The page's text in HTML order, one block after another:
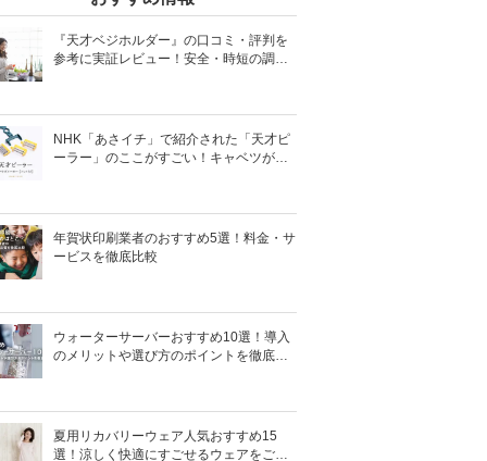
『天才ベジホルダー』の口コミ・評判を
参考に実証レビュー！安全・時短の調理
NHK「あさイチ」で紹介された「天才ピ
ーラー」のここがすごい！キャベツがほ
年賀状印刷業者のおすすめ5選！料金・サ
ービスを徹底比較
ウォーターサーバーおすすめ10選！導入
のメリットや選び方のポイントを徹底解
夏用リカバリーウェア人気おすすめ15
選！涼しく快適にすごせるウェアをご紹